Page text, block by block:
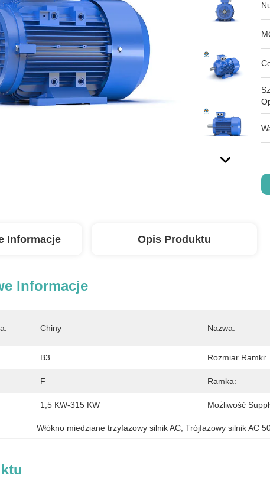
Informacje Opis Produktu
Informacje
Chiny Nazwa:
B3 Rozmiar Ramki:
F Ramka:
1,5 KW-315 KW Możliwość
Włókno miedziane trzyfazowy silnik AC , Trójfazowy silnik AC